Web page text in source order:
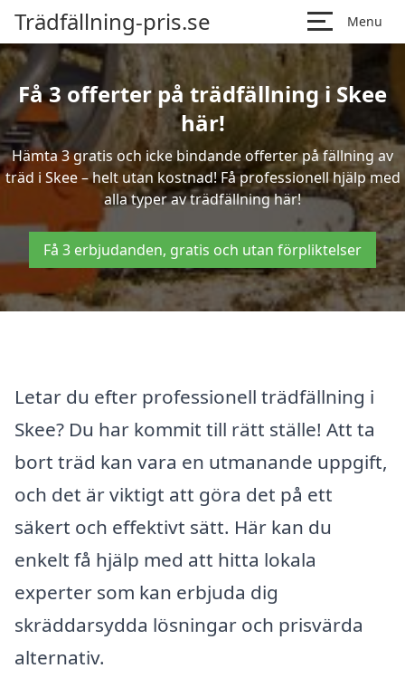
Trädfällning-pris.se Menu
Få 3 offerter på trädfällning i Skee
här!
Hämta 3 gratis och icke bindande offerter på fällning av
träd i Skee – helt utan kostnad! Få professionell hjälp med
alla typer av trädfällning här!
Få 3 erbjudanden, gratis och utan förpliktelser
Letar du efter professionell trädfällning i
Skee? Du har kommit till rätt ställe! Att ta
bort träd kan vara en utmanande uppgift,
och det är viktigt att göra det på ett
säkert och effektivt sätt. Här kan du
enkelt få hjälp med att hitta lokala
experter som kan erbjuda dig
skräddarsydda lösningar och prisvärda
alternativ.